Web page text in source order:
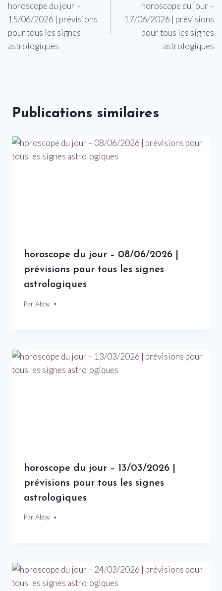
de
l’article
horoscope du jour –
15/06/2026 | prévisions
pour tous les signes
astrologiques
horoscope du jour –
17/06/2026 | prévisions
pour tous les signes
astrologiques
Publications similaires
horoscope du jour – 08/06/2026 |
prévisions pour tous les signes
astrologiques
Par Abby
8 juin 2026
horoscope du jour – 13/03/2026 |
prévisions pour tous les signes
astrologiques
Par Abby
13 mars 2026